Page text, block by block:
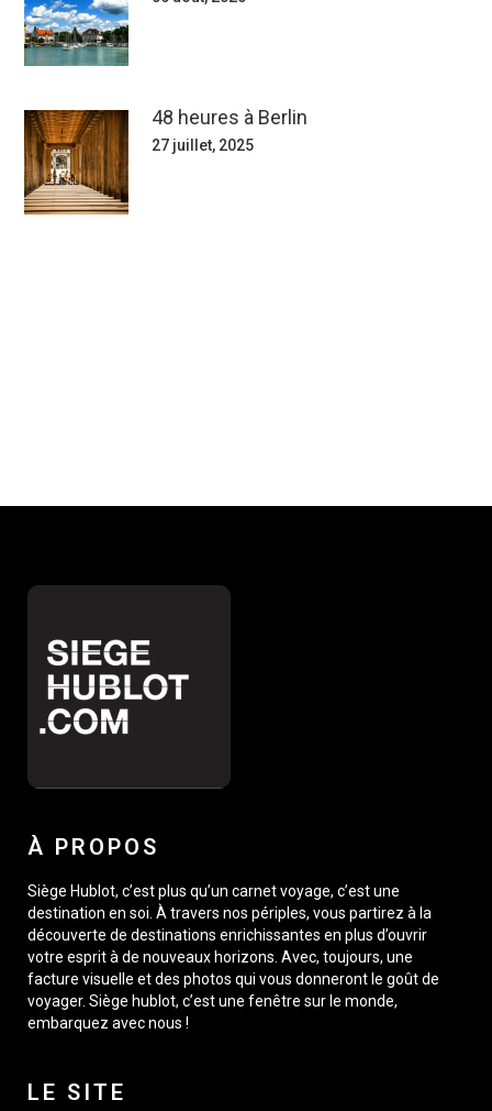
48 heures à Berlin
27 juillet, 2025
À PROPOS
Siège Hublot, c’est plus qu’un carnet voyage, c’est une
destination en soi. À travers nos périples, vous partirez à la
découverte de destinations enrichissantes en plus d’ouvrir
votre esprit à de nouveaux horizons. Avec, toujours, une
facture visuelle et des photos qui vous donneront le goût de
voyager. Siège hublot, c’est une fenêtre sur le monde,
embarquez avec nous !
LE SITE